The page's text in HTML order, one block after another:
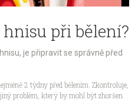
při bělení?
je připravit se správně před
2 týdny před bělením. Zkontroluje,
problém, který by mohl být zhoršen.